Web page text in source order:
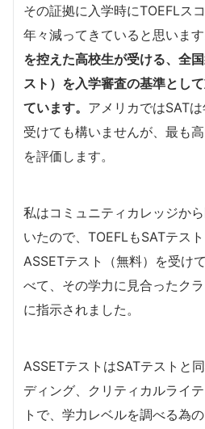
その証拠に入学時にTOEFLス
年々減ってきていると思いま
を控えた高校生が受ける、全
スト）を入学審査の基準とし
ています。 アメリカではSAT
受けても構いませんが、最も
を評価します。
私はコミュニティカレッジか
いたので、TOEFLもSATテス
ASSETテスト（無料）を受け
べて、その学力に見合ったク
に指示されました。
ASSETテストはSATテストと
ディング、クリティカルライ
トで、学力レベルを調べる為